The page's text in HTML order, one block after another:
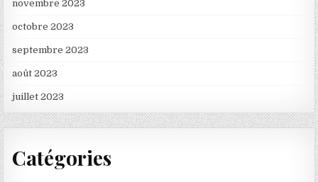
novembre 2023
octobre 2023
septembre 2023
août 2023
juillet 2023
Catégories